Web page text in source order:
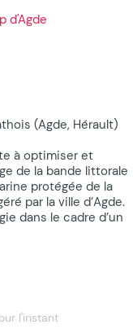
(Agde, Hérault)
à optimiser et
de la bande littorale
protégée de la
par la ville d’Agde.
dans le cadre d’un
l'instant